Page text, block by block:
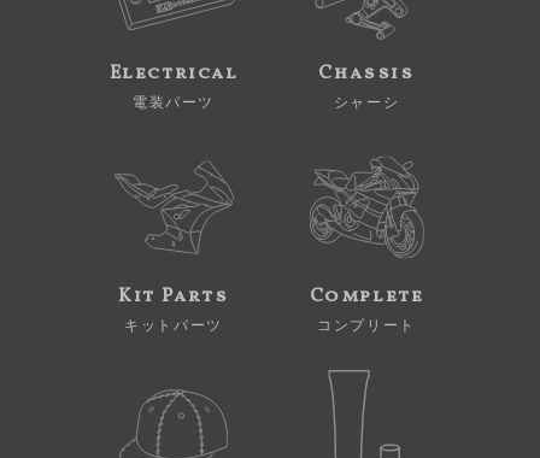
Electrical
電装パーツ
Chassis
シャーシ
Kit Parts
キットパーツ
Complete
コンプリート